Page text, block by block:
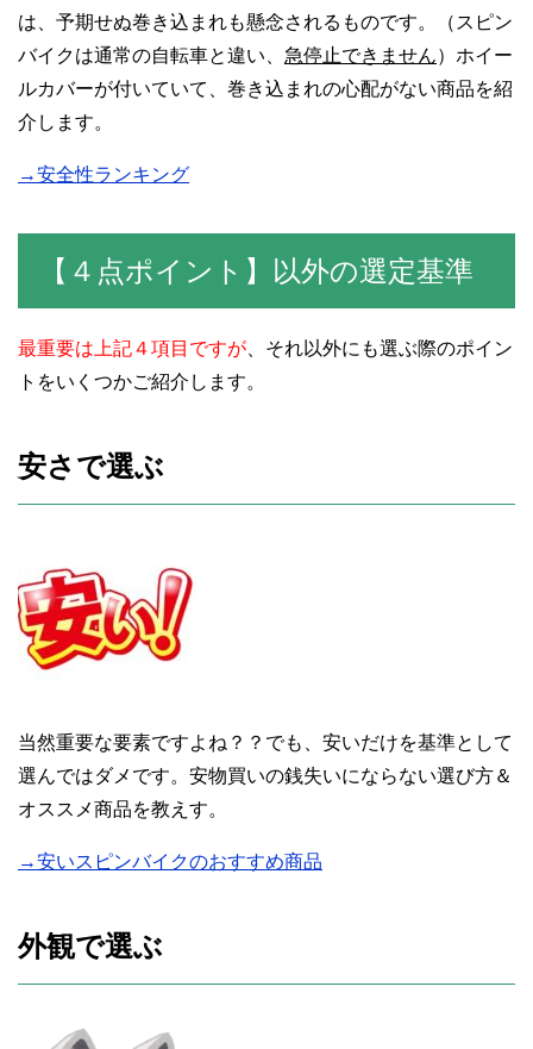
は、予期せぬ巻き込まれも懸念されるものです。（スピン
バイクは通常の自転車と違い、 急停止できません）ホイー
ルカバーが付いていて、巻き込まれの心配がない商品を紹
介します。
→安全性ランキング
【４点ポイント】以外の選定基準
最重要は上記４項目ですが 、それ以外にも選ぶ際のポイン
トをいくつかご紹介します。
安さで選ぶ
当然重要な要素ですよね？？でも、安いだけを基準として
選んではダメです。安物買いの銭失いにならない選び方＆
オススメ商品を教えす。
→安いスピンバイクのおすすめ商品
外観で選ぶ